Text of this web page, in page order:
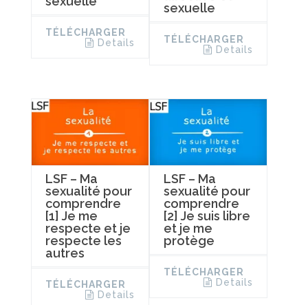
TÉLÉCHARGER
Details
sexuelle
TÉLÉCHARGER
Details
LSF – Ma
sexualité pour
comprendre
[1] Je me
respecte et je
respecte les
autres
TÉLÉCHARGER
Details
LSF – Ma
sexualité pour
comprendre
[2] Je suis libre
et je me
protège
TÉLÉCHARGER
Details